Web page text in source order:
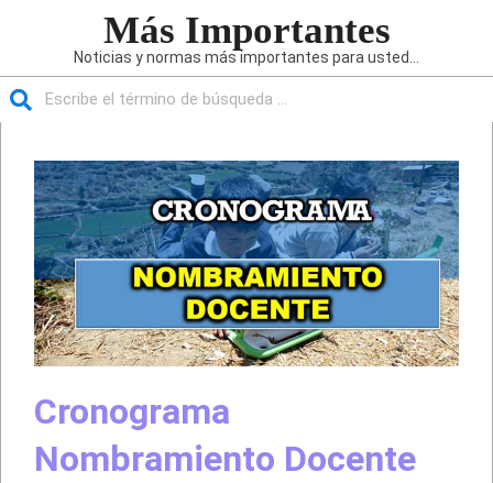
Más Importantes
Noticias y normas más importantes para usted...
navegación
principal
Cronograma
Nombramiento Docente